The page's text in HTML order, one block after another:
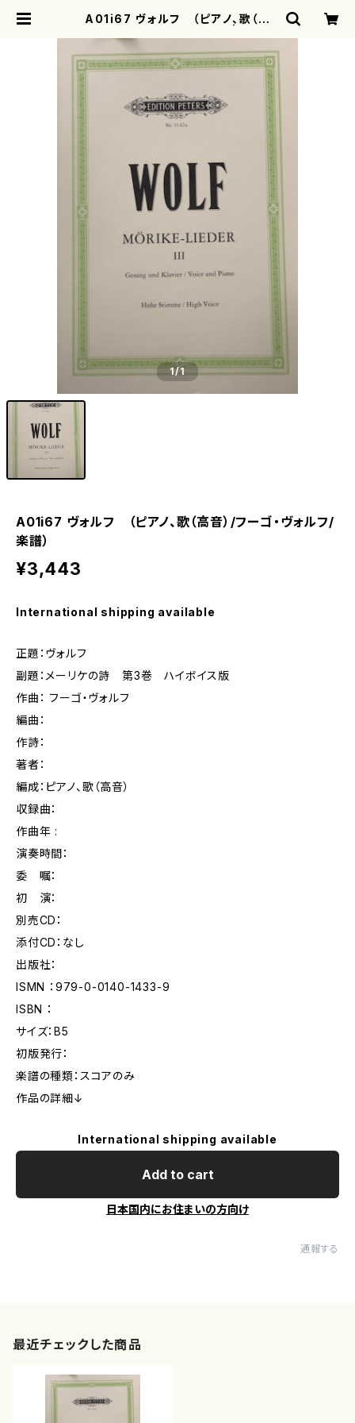
A01i67 ヴォルフ （ピアノ、歌（高
1/1
A01i67 ヴォルフ （ピアノ、歌（高音）/フーゴ・ヴォルフ/
楽譜）
¥3,443
International shipping available
正題：ヴォルフ
副題：メーリケの詩 第3巻 ハイボイス版
作曲： フーゴ・ヴォルフ
編曲：
作詩：
著者：
編成：ピアノ、歌（高音）
収録曲：
作曲年 :
演奏時間：
委 嘱：
初 演：
別売CD：
添付CD：なし
出版社：
ISMN ：979-0-0140-1433-9
ISBN ：
サイズ：B5
初版発行：
楽譜の種類：スコアのみ
作品の詳細↓
International shipping available
Add to cart
日本国内にお住まいの方向け
通報する
最近チェックした商品